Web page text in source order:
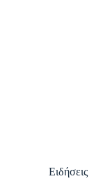
Ειδήσεις